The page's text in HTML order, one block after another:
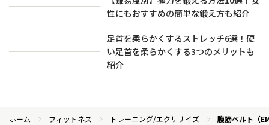
性にもおすすめの簡単な鍛え方も紹介
足首を柔らかくするストレッチ6選！硬
い足首を柔らかくする3つのメリットも
紹介
ホーム フィットネス トレーニング/エクササイズ 腹筋ベルト（